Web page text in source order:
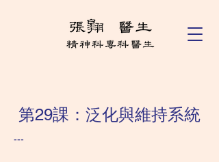
第29課：泛化與維持系統
---